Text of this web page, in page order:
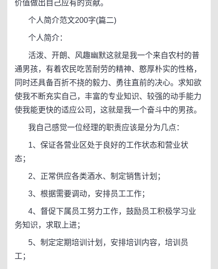
价值做出自己应有的贡献。
个人简介范文200字(篇二)
个人简介：
活泼、开朗、风趣幽默这就是我一个来自农村的普
通男孩，有着农民吃苦耐劳的精神、憨厚朴实的性格，
同时还具备百折不挠的毅力、勇往直前的决心。求知欲
使我不断充实自己，丰富的专业知识、较强的动手能力
使我能更快的适应公司，这就是我一个奋斗中的男孩。
我自己感觉一位经理的职责应该是分为几点：
1、保证各营业区处于良好的工作状态和营业状
态；
2、正常供应各类酒水、制定销售计划；
3、根据需要调动，安排员工工作；
4、督促下属员工努力工作，鼓励员工积极学习业
务知识，求取上进；
5、制定定期培训计划，安排培训内容，培训员
工；